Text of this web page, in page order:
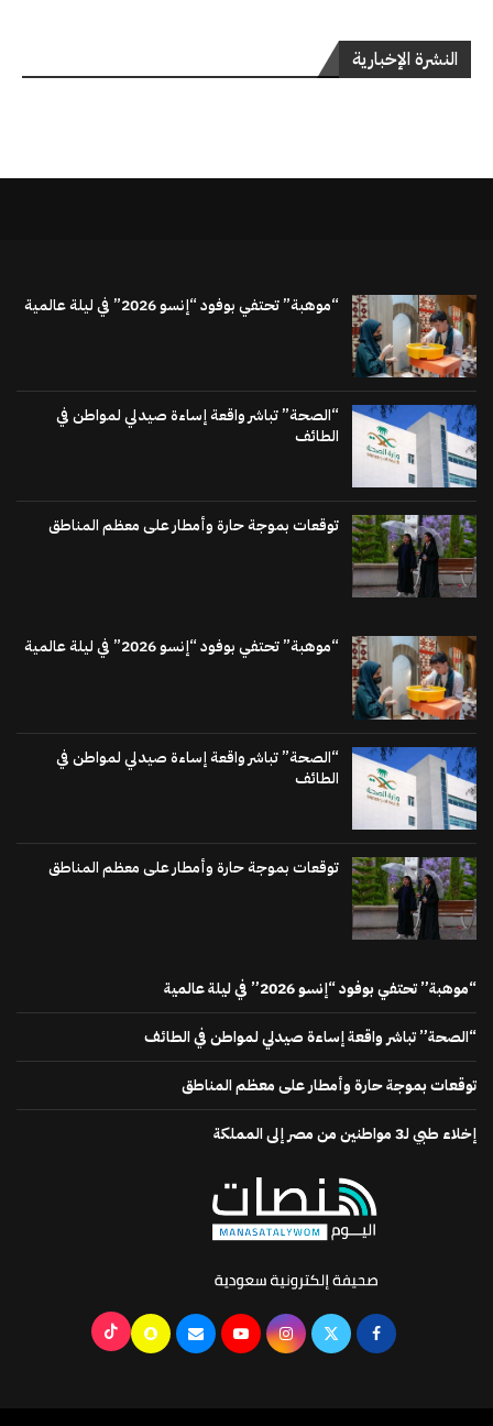
النشرة الإخبارية
“موهبة” تحتفي بوفود “إنسو 2026” في ليلة عالمية
“الصحة” تباشر واقعة إساءة صيدلي لمواطن في
الطائف
توقعات بموجة حارة وأمطار على معظم المناطق
“موهبة” تحتفي بوفود “إنسو 2026” في ليلة عالمية
“الصحة” تباشر واقعة إساءة صيدلي لمواطن في
الطائف
توقعات بموجة حارة وأمطار على معظم المناطق
“موهبة” تحتفي بوفود “إنسو 2026” في ليلة عالمية
“الصحة” تباشر واقعة إساءة صيدلي لمواطن في الطائف
توقعات بموجة حارة وأمطار على معظم المناطق
إخلاء طبي لـ3 مواطنين من مصر إلى المملكة